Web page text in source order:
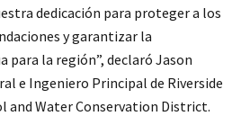
dedicación para proteger a los
y garantizar la
para la región”, declaró Jason
e Ingeniero Principal de Riverside
and Water Conservation District.